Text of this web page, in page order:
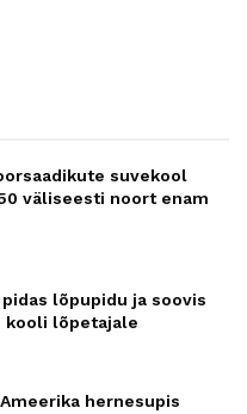
suvekool
väliseesti noort enam
lõpupidu ja soovis
kooli lõpetajale
hernesupis